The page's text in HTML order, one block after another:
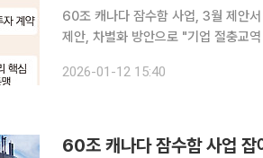
60조 캐나다 잠수함 사업, 3월 제안
제안, 차별화 방안으로 "기업 절충교역 참여 위해 유인
간은 단 두 달 남짓 남은 가운데 파격
2026-01-12 15:40
60조 캐나다 잠수함 사업 잡